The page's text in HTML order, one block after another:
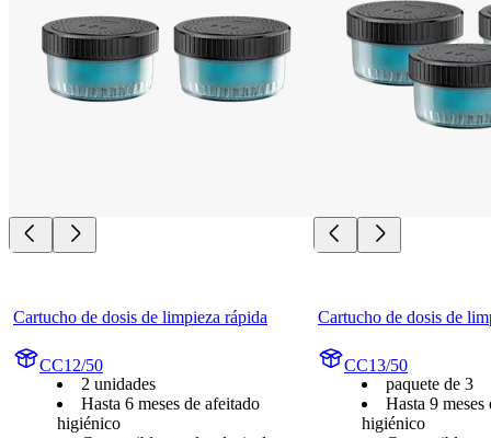
Cartucho de dosis de limpieza rápida
CC12/50
2 unidades
Hasta 6 meses de afeitado
higiénico
Cartucho de dosis de
CC13/50
paquete de 3
Hasta 9 meses
higiénico